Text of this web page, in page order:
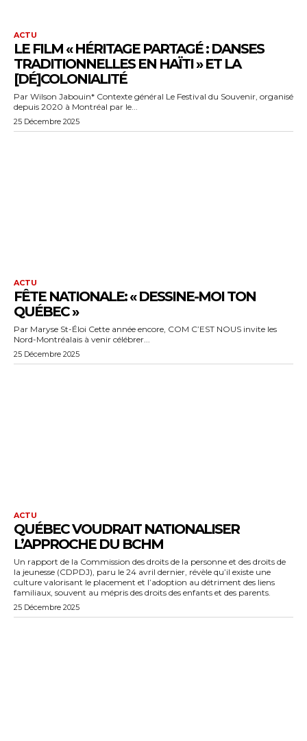
ACTU
LE FILM « HÉRITAGE PARTAGÉ : DANSES
TRADITIONNELLES EN HAÏTI » ET LA
[DÉ]COLONIALITÉ
Par Wilson Jabouin* Contexte général Le Festival du Souvenir, organisé
depuis 2020 à Montréal par le...
25 Décembre 2025
ACTU
FÊTE NATIONALE: « DESSINE-MOI TON
QUÉBEC »
Par Maryse St-Éloi Cette année encore, COM C’EST NOUS invite les
Nord-Montréalais à venir célébrer...
25 Décembre 2025
ACTU
QUÉBEC VOUDRAIT NATIONALISER
L’APPROCHE DU BCHM
Un rapport de la Commission des droits de la personne et des droits de
la jeunesse (CDPDJ), paru le 24 avril dernier, révèle qu’il existe une
culture valorisant le placement et l’adoption au détriment des liens
familiaux, souvent au mépris des droits des enfants et des parents.
25 Décembre 2025